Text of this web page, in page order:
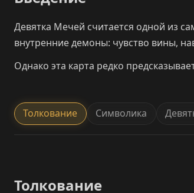
Девятка Мечей считается одной из
внутренние демоны: чувство вины,
Однако эта карта редко
Толкование Символика
Толкование